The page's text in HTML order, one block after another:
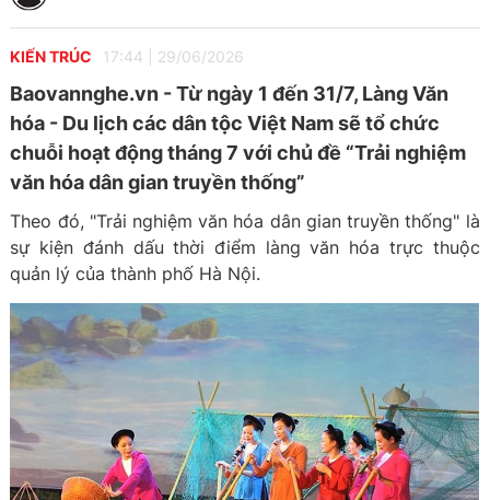
KIẾN TRÚC 17:44 29/06/2026
Baovannghe.vn - Từ ngày 1 đến 31/7, Làng Văn
hóa - Du lịch các dân tộc Việt Nam sẽ tổ chức
chuỗi hoạt động tháng 7 với chủ đề “Trải nghiệm
văn hóa dân gian truyền thống”
Theo đó, "Trải nghiệm văn hóa dân gian truyền thống" là
sự kiện đánh dấu thời điểm làng văn hóa trực thuộc
quản lý của thành phố Hà Nội.